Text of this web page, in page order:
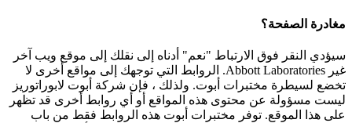
مغادرة الصفحة؟
سيؤدي النقر فوق الارتباط "نعم" أدناه إلى نقلك إلى موقع ويب آخر
غير Abbott Laboratories. الروابط التي توجهك إلى مواقع أخرى لا
تخضع لسيطرة مختبرات أبوت. ولذلك ، فإن شركة أبوت لابوراتوريز
ليست مسؤولة عن محتوى هذه المواقع أو أي روابط أخرى قد تظهر
على هذا الموقع. توفر مختبرات أبوت هذه الروابط فقط من باب